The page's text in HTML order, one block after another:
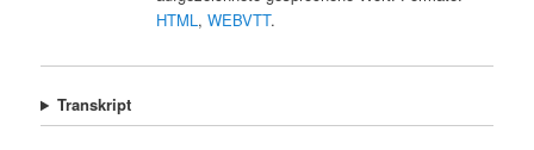
HTML, WEBVTT.
Transkript